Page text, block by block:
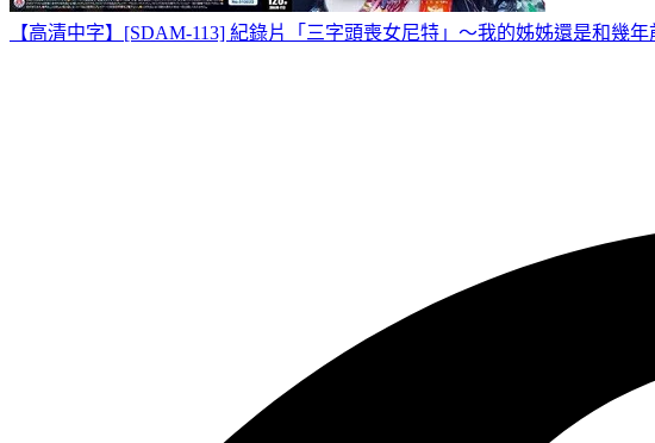
【高清中字】[SDAM-113] 紀錄片「三字頭喪女尼特」～我的姊姊還是和幾